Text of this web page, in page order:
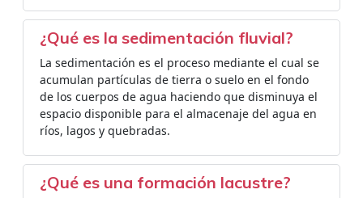
¿Qué es la sedimentación fluvial?
La sedimentación es el proceso mediante el cual se
acumulan partículas de tierra o suelo en el fondo
de los cuerpos de agua haciendo que disminuya el
espacio disponible para el almacenaje del agua en
ríos, lagos y quebradas.
¿Qué es una formación lacustre?